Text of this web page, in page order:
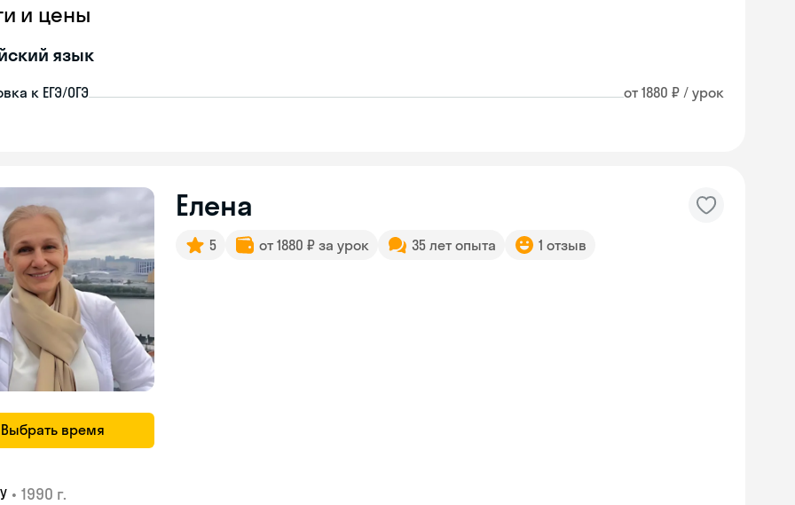
и цены
язык
к ЕГЭ/ОГЭ от 1880 ₽ / урок
Выбрать время
Елена
5 от 1880 ₽ за урок 35 лет опыта 1 отзыв
• 1990 г.